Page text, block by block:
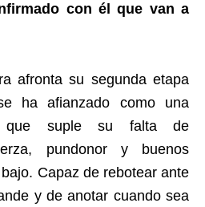
con él que van a
afronta su segunda etapa
ha afianzado como una
que suple su falta de
pundonor y buenos
Capaz de rebotear ante
y de anotar cuando sea